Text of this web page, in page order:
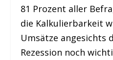
81 Prozent aller
die Kalkulierbarkeit
Umsätze angesichts
Rezession noch